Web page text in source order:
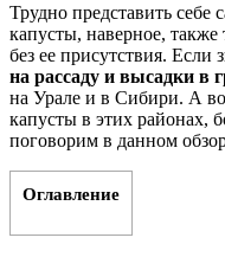
Трудно представить себе
капусты, наверное,
без ее присутствия. Если
на рассаду и высадки в
на Урале и в Сибири. А
капусты в этих районах,
поговорим в данном
Оглавление